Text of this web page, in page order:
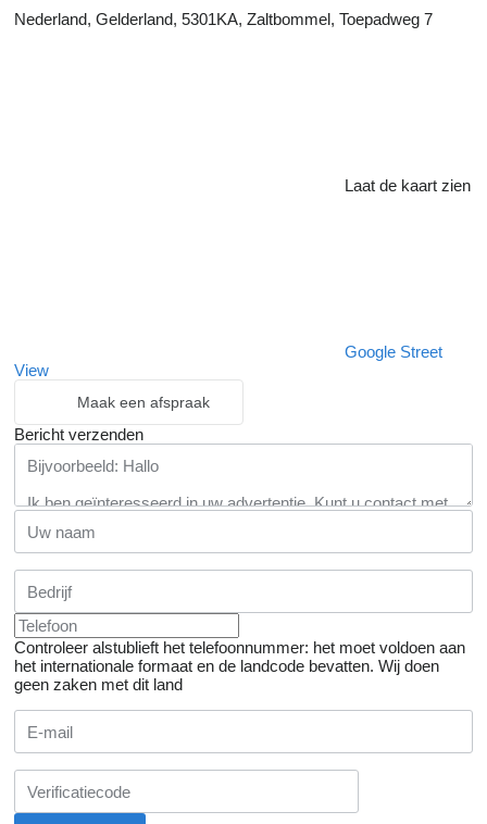
Nederland, Gelderland, 5301KA, Zaltbommel, Toepadweg 7
Laat de kaart zien
Google Street
View
Maak een afspraak
Bericht verzenden
Controleer alstublieft het telefoonnummer: het moet voldoen aan
het internationale formaat en de landcode bevatten. Wij doen
geen zaken met dit land